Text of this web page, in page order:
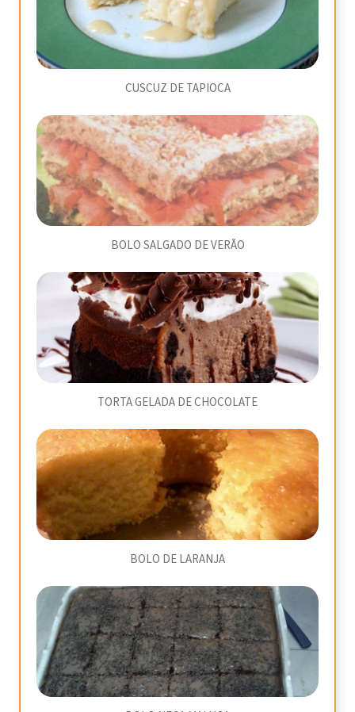
CUSCUZ DE TAPIOCA
BOLO SALGADO DE VERÃO
TORTA GELADA DE CHOCOLATE
BOLO DE LARANJA